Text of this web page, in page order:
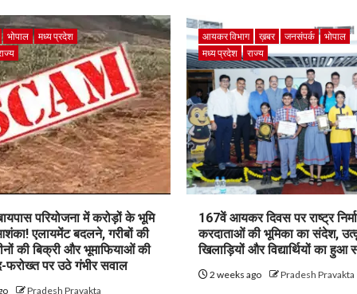
भोपाल
मध्य प्रदेश
परियोजना में करोड़ों के भूमि
एलायमेंट बदलने, गरीबों की
की बिक्री और भूमाफियाओं की
फरोख्त पर उठे गंभीर सवाल
Pradesh Pravakta
आयकर विभाग ख़बर जनसंपर्क
भोपाल
मध्य प्रदेश
राज्य
167वें आयकर दिवस पर राष्ट्र
करदाताओं की भूमिका का संदेश,
खिलाड़ियों और विद्यार्थियों का हुआ
2 weeks ago Pradesh Pravakta